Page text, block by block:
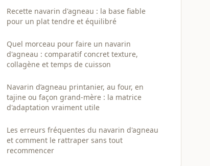
Recette navarin d'agneau : la base fiable
pour un plat tendre et équilibré
Quel morceau pour faire un navarin
d'agneau : comparatif concret texture,
collagène et temps de cuisson
Navarin d’agneau printanier, au four, en
tajine ou façon grand-mère : la matrice
d'adaptation vraiment utile
Les erreurs fréquentes du navarin d'agneau
et comment le rattraper sans tout
recommencer